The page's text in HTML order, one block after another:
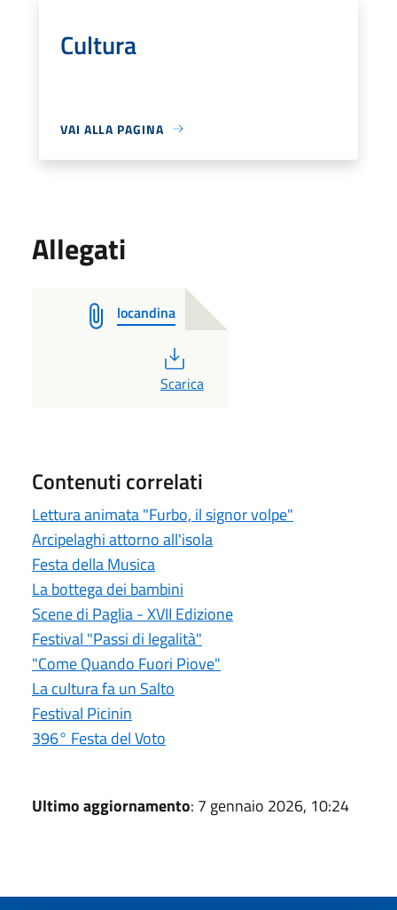
Cultura
VAI ALLA PAGINA
Allegati
locandina
PDF
Scarica
Contenuti correlati
Lettura animata "Furbo, il signor volpe"
Arcipelaghi attorno all'isola
Festa della Musica
La bottega dei bambini
Scene di Paglia - XVII Edizione
Festival "Passi di legalità"
"Come Quando Fuori Piove"
La cultura fa un Salto
Festival Picinin
396° Festa del Voto
Ultimo aggiornamento: 7 gennaio 2026, 10:24